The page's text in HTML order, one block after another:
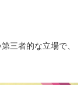
三者的な立場で、